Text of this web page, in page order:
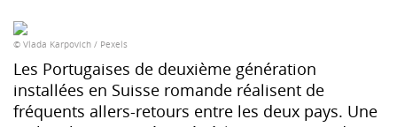
© Vlada Karpovich / Pexels
Les Portugaises de deuxième génération
installées en Suisse romande réalisent de
fréquents allers-retours entre les deux pays. Une